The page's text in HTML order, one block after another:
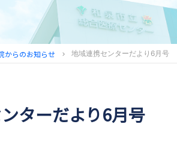
からのお知らせ chevron_right 地域連携センターだより6月号
ターだより6月号